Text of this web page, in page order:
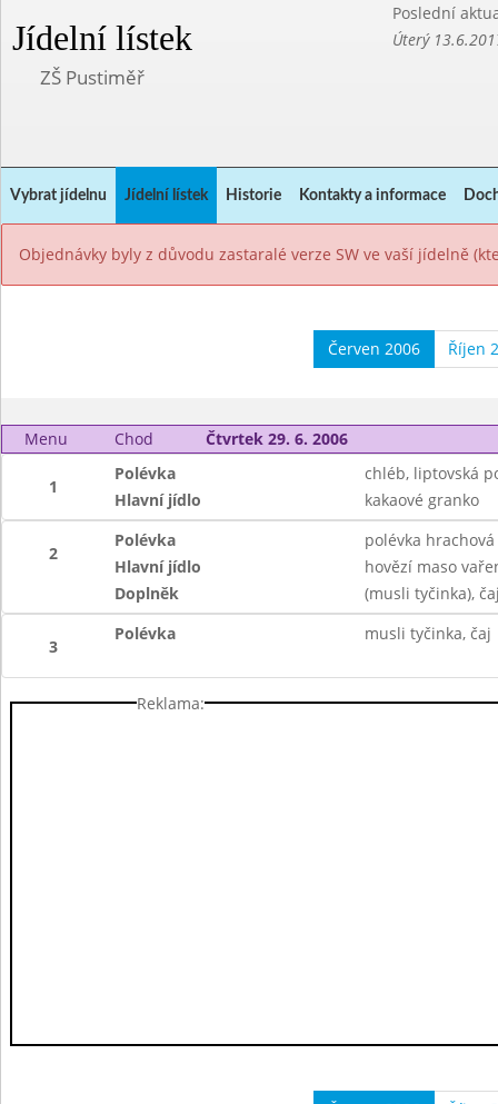
Jídelní lístek
Poslední
Úterý
ZŠ Pustiměř
Vybrat jídelnu Jídelní lístek Historie Kontakty a informace
Objednávky byly z důvodu zastaralé verze SW ve vaší jídelně
Červen 2006 Říjen
Menu Chod Čtvrtek 29. 6. 2006
1
Polévka
chléb, liptovská
Hlavní jídlo
kakaové granko
2
Polévka
polévka hrachová
Hlavní jídlo
hovězí maso
Doplněk
(musli tyčinka),
3
Polévka musli tyčinka, čaj
Reklama: